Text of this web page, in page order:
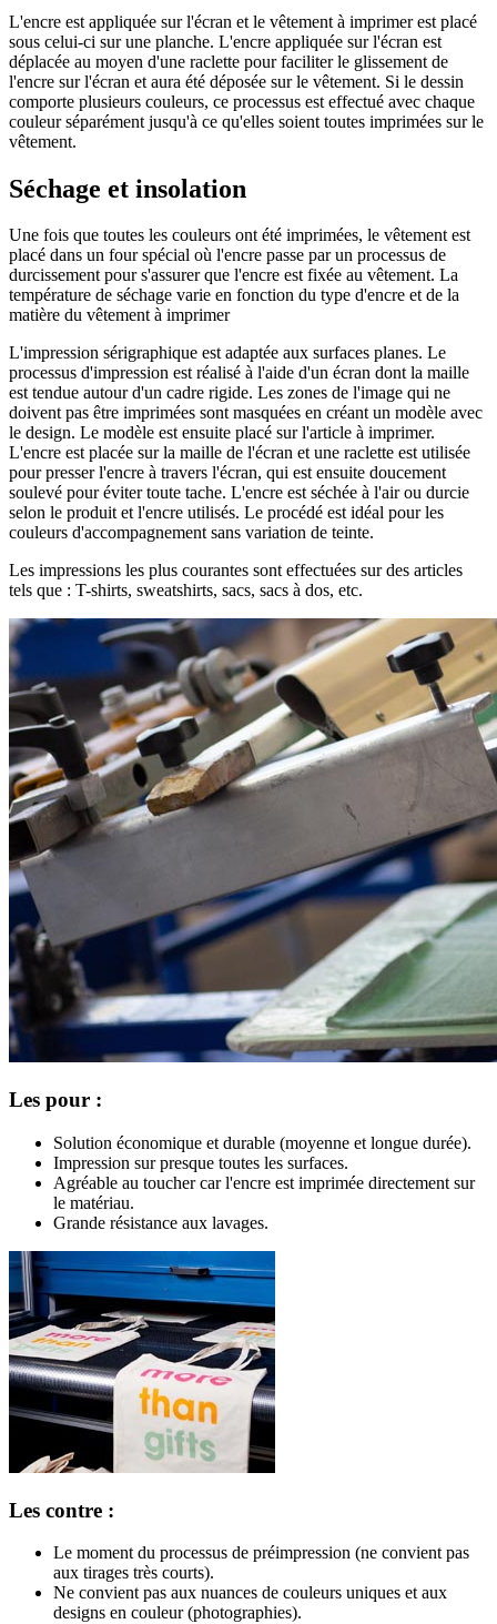
L'encre est appliquée sur l'écran et le vêtement à imprimer est placé
sous celui-ci sur une planche. L'encre appliquée sur l'écran est
déplacée au moyen d'une raclette pour faciliter le glissement de
l'encre sur l'écran et aura été déposée sur le vêtement. Si le dessin
comporte plusieurs couleurs, ce processus est effectué avec chaque
couleur séparément jusqu'à ce qu'elles soient toutes imprimées sur le
vêtement.
Séchage et insolation
Une fois que toutes les couleurs ont été imprimées, le vêtement est
placé dans un four spécial où l'encre passe par un processus de
durcissement pour s'assurer que l'encre est fixée au vêtement. La
température de séchage varie en fonction du type d'encre et de la
matière du vêtement à imprimer
L'impression sérigraphique est adaptée aux surfaces planes. Le
processus d'impression est réalisé à l'aide d'un écran dont la maille
est tendue autour d'un cadre rigide. Les zones de l'image qui ne
doivent pas être imprimées sont masquées en créant un modèle avec
le design. Le modèle est ensuite placé sur l'article à imprimer.
L'encre est placée sur la maille de l'écran et une raclette est utilisée
pour presser l'encre à travers l'écran, qui est ensuite doucement
soulevé pour éviter toute tache. L'encre est séchée à l'air ou durcie
selon le produit et l'encre utilisés. Le procédé est idéal pour les
couleurs d'accompagnement sans variation de teinte.
Les impressions les plus courantes sont effectuées sur des articles
tels que : T-shirts, sweatshirts, sacs, sacs à dos, etc.
Les pour :
Solution économique et durable (moyenne et longue durée).
Impression sur presque toutes les surfaces.
Agréable au toucher car l'encre est imprimée directement sur
le matériau.
Grande résistance aux lavages.
Les contre :
Le moment du processus de préimpression (ne convient pas
aux tirages très courts).
Ne convient pas aux nuances de couleurs uniques et aux
designs en couleur (photographies).